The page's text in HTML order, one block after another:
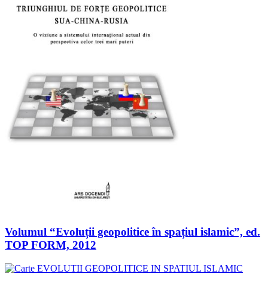
Volumul “Evoluții geopolitice în spațiul islamic”, ed.
TOP FORM, 2012